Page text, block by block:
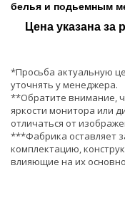
белья и подьемным
Цена указана за
*Просьба актуальную
уточнять у менеджера.
**Обратите внимание,
яркости монитора или
отличаться от
***Фабрика оставляет
комплектацию,
влияющие на их